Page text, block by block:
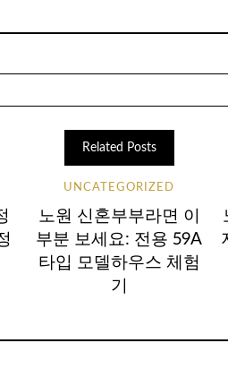
Related Posts
UNCATEGORIZED
노원 신혼부부라면 이
부분 보세요: 전용 59A
타입 모델하우스 체험
기